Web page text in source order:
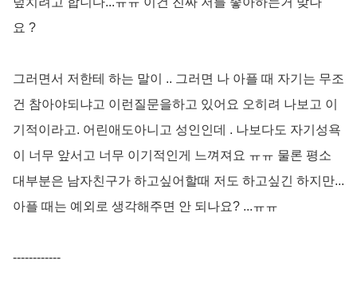
요 ?
그러면서 저한테 하는 말이 .. 그러면 나 아플 때 자기는 무조
건 참아야되냐고 이런질문을하고 있어요 오히려 나보고 이
기적이라고. 어린애도아니고 성인인데 . 나보다도 자기성욕
이 너무 앞서고 너무 이기적인게 느껴져요 ㅠㅠ 물론 평소
대부분은 남자친구가 하고싶어할때 저도 하고싶긴 하지만...
아플 때는 예외로 생각해주면 안 되나요? ...ㅠㅠ
------------